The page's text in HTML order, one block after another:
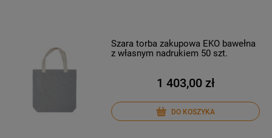
Szara torba zakupowa EKO bawełna
z własnym nadrukiem 50 szt.
1 403,00 zł
DO KOSZYKA